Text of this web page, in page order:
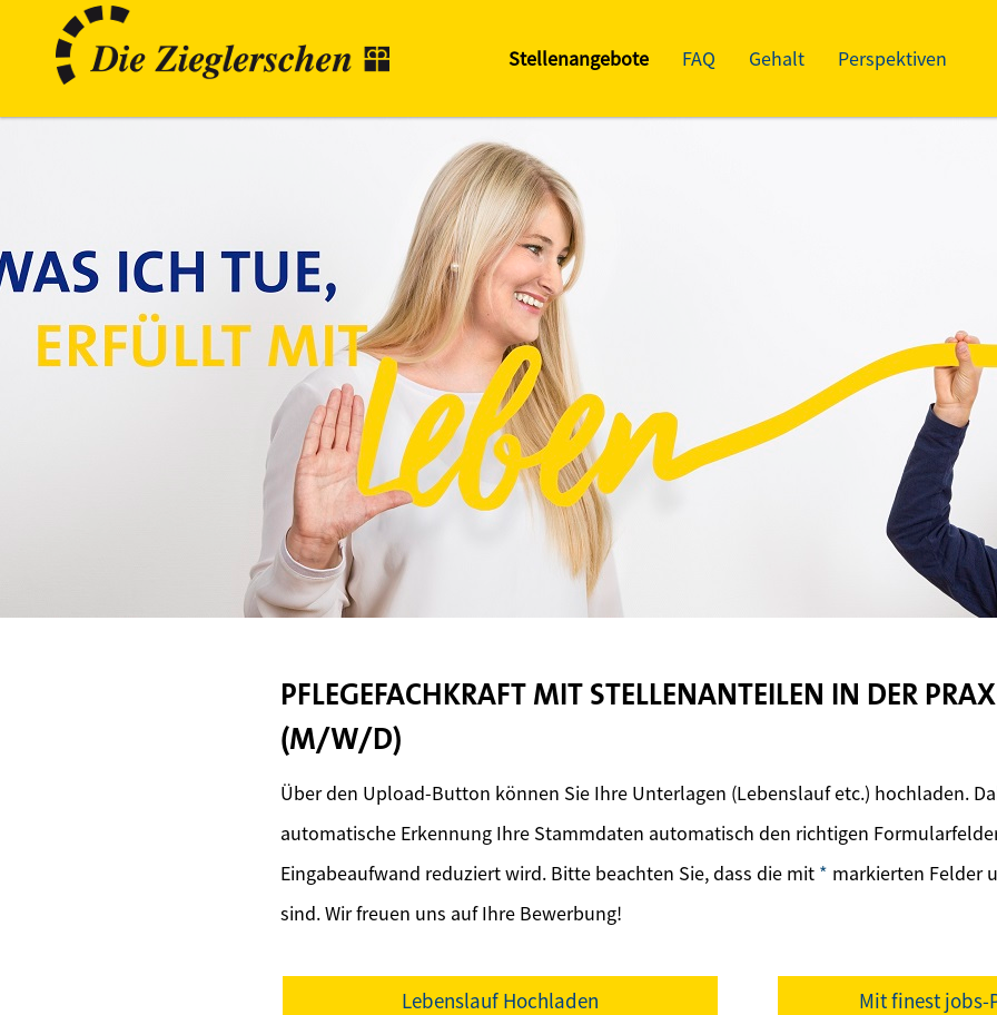
Stellenangebote FAQ Gehalt Perspektiven
PFLEGEFACHKRAFT MIT STELLENANTEILEN IN DER
(M/W/D)
Über den Upload-Button können Sie Ihre Unterlagen (Lebenslauf etc.) hochladen.
automatische Erkennung Ihre Stammdaten automatisch den richtigen
Eingabeaufwand reduziert wird. Bitte beachten Sie, dass die mit * markierten Felder
sind. Wir freuen uns auf Ihre Bewerbung!
Lebenslauf Hochladen Mit finest